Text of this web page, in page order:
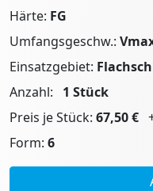
Härte: FG
Umfangsgeschw.:
Einsatzgebiet:
Anzahl: 1 Stück
Preis je Stück: 67,50 €
Form: 6